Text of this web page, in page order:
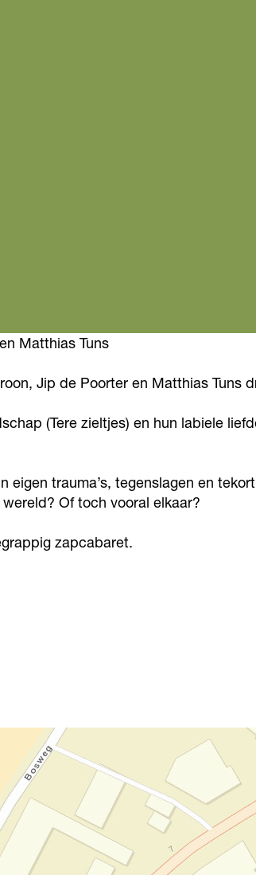
Matthias Tuns
Jip de Poorter en Matthias Tuns
(Tere zieltjes) en hun labiele
trauma’s, tegenslagen en
Of toch vooral elkaar?
zapcabaret.